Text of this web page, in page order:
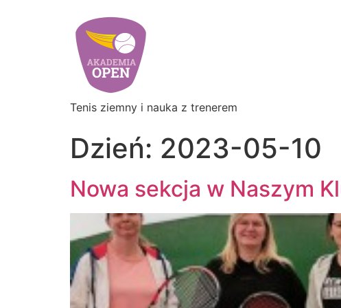
Tenis ziemny i nauka z trenerem
Dzień: 2023-05-10
Nowa sekcja w Naszym